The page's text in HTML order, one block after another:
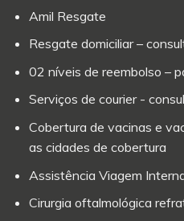
Amil Resgate
Resgate domiciliar –
02 níveis de reembolso –
Serviços de courier -
Cobertura de vacinas e
as cidades de cobertura
Assistência Viagem
Cirurgia oftalmológica